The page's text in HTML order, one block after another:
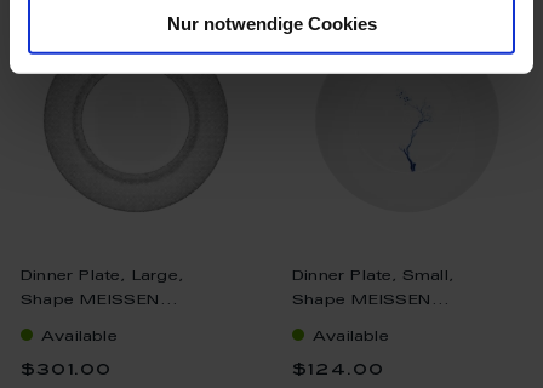
Nur notwendige Cookies
Dinner Plate, Large,
Shape MEISSEN...
Available
$301.00
Dinner Plate, Small,
Shape MEISSEN...
Available
$124.00